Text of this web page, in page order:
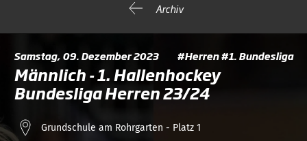
Archiv
Samstag, 09. Dezember 2023 #Herren #1. Bundesliga
Männlich - 1. Hallenhockey
Bundesliga Herren 23/24
Grundschule am Rohrgarten - Platz 1